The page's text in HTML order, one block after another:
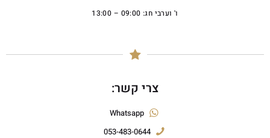
ו' וערבי חג: 09:00 – 13:00
צרי קשר:
Whatsapp
053-483-0644